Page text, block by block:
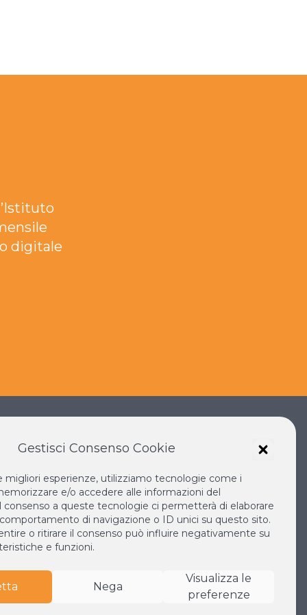
digitale
SOKA
IL NUOVO RINASCIMENTO
IL VOLO CONTINUO
LA BIBLIOTECA DI NICHIREN
ESPERIA
Gestisci Consenso Cookie
migliori esperienze, utilizziamo tecnologie come i
e/o accedere alle informazioni del
consenso a queste tecnologie ci permetterà di elaborare
di navigazione o ID unici su questo sito.
o ritirare il consenso può influire negativamente su
e funzioni.
Nega
Visualizza le
preferenze